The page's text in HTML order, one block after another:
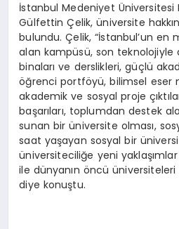
İstanbul Medeniyet Üniversitesi
Gülfettin Çelik, üniversite
bulundu. Çelik, “İstanbul’un
alan kampüsü, son teknolojiyle
binaları ve derslikleri, güçlü
öğrenci portföyü, bilimsel eser
akademik ve sosyal proje
başarıları, toplumdan destek
sunan bir üniversite olması,
saat yaşayan sosyal bir
üniversiteciliğe yeni
ile dünyanın öncü üniversiteleri
diye konuştu.